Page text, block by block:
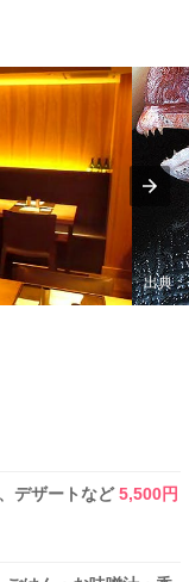
出典
デザートなど 5,500円